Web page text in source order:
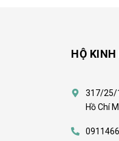
HỘ
317/25/
Hồ Chí